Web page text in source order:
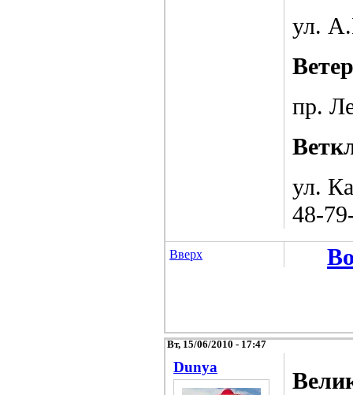
ул.
пр.
ул.
48-
Вверх
Вт, 15/06/2010 - 17:47
Dunya